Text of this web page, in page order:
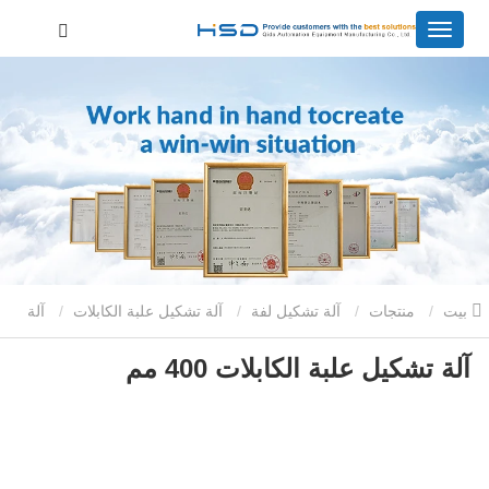
منتجات آلة تشكيل لفة آلة تشكيل علبة الكابلات آلة
تشكيل علبة الكابلات 400 مم
آلة تشكيل علبة الكابلات 400 مم